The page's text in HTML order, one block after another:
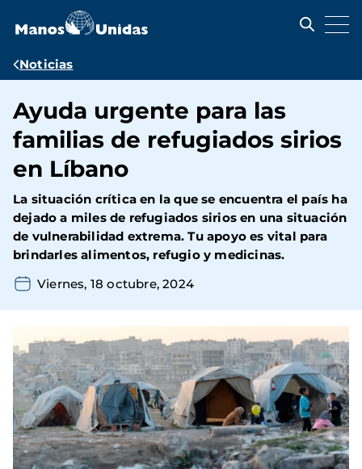
contenido
Ruta
navegación
Noticias
Ayuda urgente para las
familias de refugiados sirios
en Líbano
La situación crítica en la que se encuentra el país ha
dejado a miles de refugiados sirios en una situación
de vulnerabilidad extrema. Tu apoyo es vital para
brindarles alimentos, refugio y medicinas.
Viernes, 18 octubre, 2024